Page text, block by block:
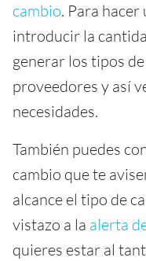
cambio. Para hacer
introducir la
generar los tipos
proveedores y así
necesidades.
También puedes
cambio que te
alcance el tipo de
vistazo a la alerta
quieres estar al